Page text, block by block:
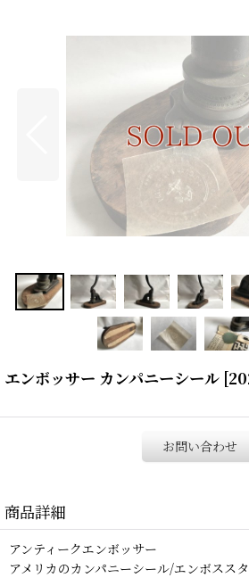
エンボッサー カンパニーシール [
お問い合わせ
商品詳細
アンティークエンボッサー
アメリカのカンパニーシール/エンボススタ